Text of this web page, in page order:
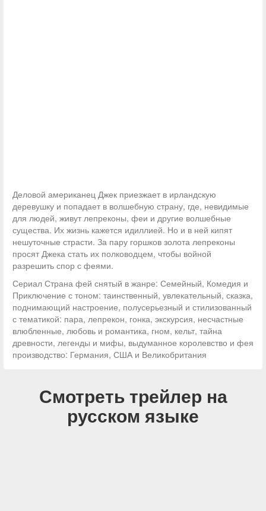
Деловой американец Джек приезжает в ирландскую
деревушку и попадает в волшебную страну, где, невидимые
для людей, живут лепреконы, феи и другие волшебные
существа. Их жизнь кажется идиллией. Но и в ней кипят
нешуточные страсти. За пару горшков золота лепреконы
просят Джека стать их полководцем, чтобы войной
разрешить спор с феями.
Сериал Страна фей снятый в жанре: Семейный, Комедия и
Приключение с тоном: таинственный, увлекательный, сказка,
поднимающий настроение, полусерьезный и стилизованный
с тематикой: пара, лепрекон, гонка, экскурсия, несчастные
влюбленные, любовь и романтика, гном, кельт, тайна
древности, легенды и мифы, выдуманное королевство и фея
производство: Германия, США и Великобритания
Смотреть трейлер на
русском языке